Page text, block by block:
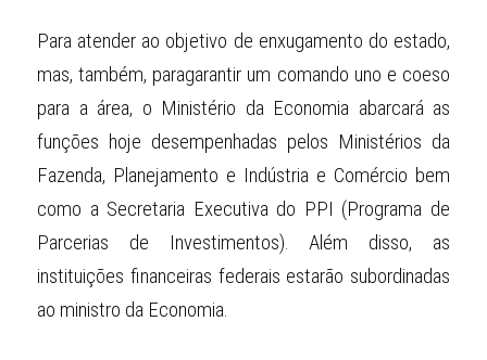
Para atender ao objetivo de enxugamento do estado,
mas, também, paragarantir um comando uno e coeso
para a área, o Ministério da Economia abarcará as
funções hoje desempenhadas pelos Ministérios da
Fazenda, Planejamento e Indústria e Comércio bem
como a Secretaria Executiva do PPI (Programa de
Parcerias de Investimentos). Além disso, as
instituições financeiras federais estarão subordinadas
ao ministro da Economia.